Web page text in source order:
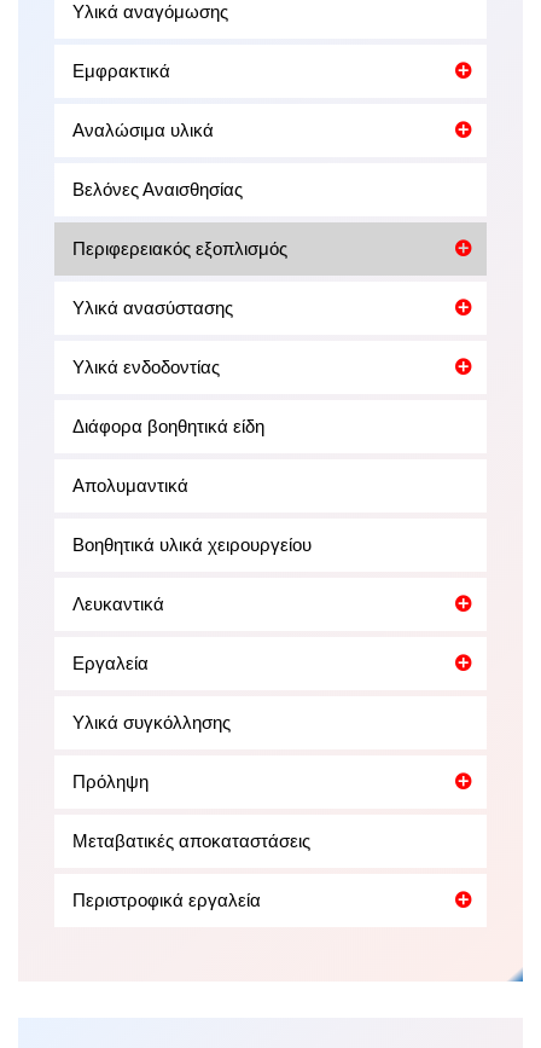
Υλικά αναγόμωσης
Εμφρακτικά
Αναλώσιμα υλικά
Βελόνες Αναισθησίας
Περιφερειακός εξοπλισμός
Υλικά ανασύστασης
Υλικά ενδοδοντίας
Διάφορα βοηθητικά είδη
Απολυμαντικά
Βοηθητικά υλικά χειρουργείου
Λευκαντικά
Εργαλεία
Υλικά συγκόλλησης
Πρόληψη
Μεταβατικές αποκαταστάσεις
Περιστροφικά εργαλεία